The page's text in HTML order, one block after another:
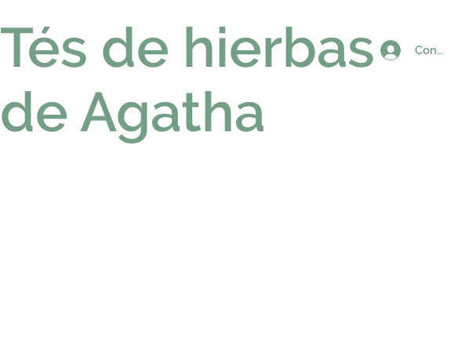
Tés de hierbas
de Agatha